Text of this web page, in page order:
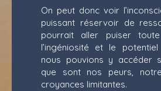
On peut donc voir
puissant réservoir de
pourrait aller puiser
l’ingéniosité et le
nous pouvions y accéder
que sont nos peurs,
croyances limitantes.